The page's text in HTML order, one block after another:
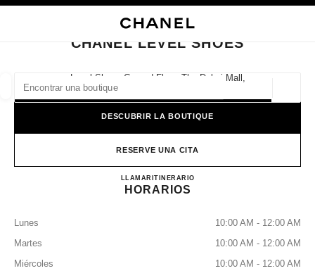
las sugerencias se muestran debajo de esta barra de búsqueda
0 Sugerencias disponibles
CERRAR TARJETA DE BOUTIQUE CHANEL LEVEL SHOES
CHANEL LEVEL SHOES
Level Shoes Ground Floor, The Dubai Mall,
DESCUBRIR LA BOUTIQUE
RESERVE UNA CITA
LLAMAR+971 04 381 8447
ITINERARIOCHANEL LEVEL SHOES
HORARIOS
Lunes
10:00 AM - 12:00 AM
Martes
10:00 AM - 12:00 AM
Miércoles
10:00 AM - 12:00 AM
resultado de los filtros por:
GAFAS RELOJERÍA Y JOYERÍA